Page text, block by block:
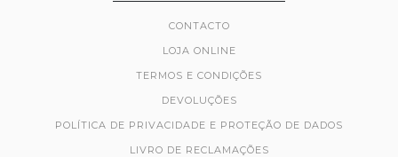
CONTACTO
LOJA ONLINE
TERMOS E CONDIÇÕES
DEVOLUÇÕES
POLÍTICA DE PRIVACIDADE E PROTEÇÃO DE DADOS
LIVRO DE RECLAMAÇÕES